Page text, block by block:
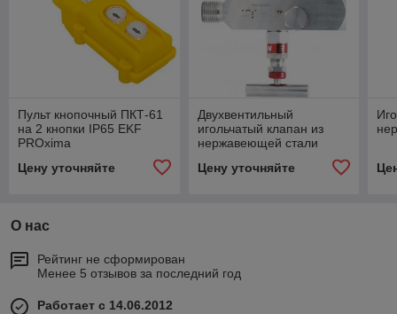
Пульт кнопочный ПКТ-61
на 2 кнопки IP65 EKF
PROxima
Цену уточняйте
Двухвентильный
игольчатый клапан из
нержавеющей стали
Цену уточняйте
О нас
Рейтинг не сформирован
Менее 5 отзывов за последний год
Работает с 14.06.2012